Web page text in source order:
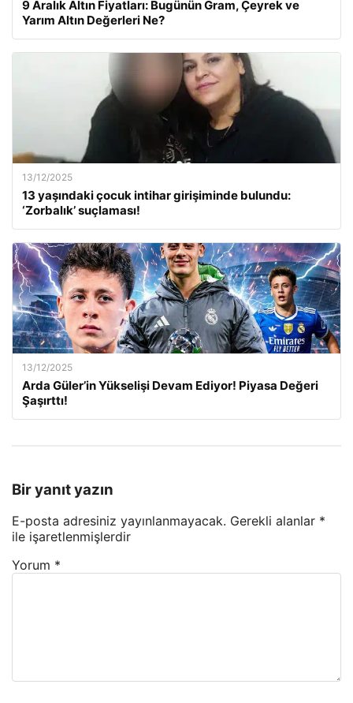
9 Aralık Altın Fiyatları: Bugünün Gram, Çeyrek ve
Yarım Altın Değerleri Ne?
13/12/2025
13 yaşındaki çocuk intihar girişiminde bulundu:
‘Zorbalık’ suçlaması!
13/12/2025
Arda Güler’in Yükselişi Devam Ediyor! Piyasa Değeri
Şaşırttı!
Bir yanıt yazın
E-posta adresiniz yayınlanmayacak. Gerekli alanlar *
ile işaretlenmişlerdir
Yorum *